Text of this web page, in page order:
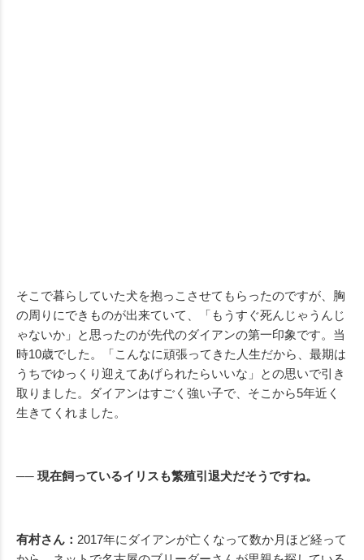
そこで暮らしていた犬を抱っこさせてもらったのですが、胸
の周りにできものが出来ていて、「もうすぐ死んじゃうんじ
ゃないか」と思ったのが先代のダイアンの第一印象です。当
時10歳でした。「こんなに頑張ってきた人生だから、最期は
うちでゆっくり迎えてあげられたらいいな」との思いで引き
取りました。ダイアンはすごく強い子で、そこから5年近く
生きてくれました。
── 現在飼っているイリスも繁殖引退犬だそうですね。
有村さん： 2017年にダイアンが亡くなって数か月ほど経って